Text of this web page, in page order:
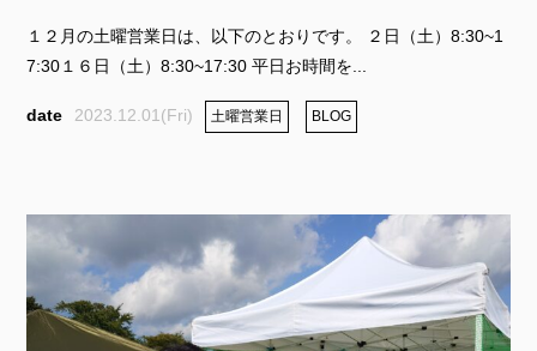
１２月の土曜営業日は、以下のとおりです。 ２日（土）8:30~1
7:30１６日（土）8:30~17:30 平日お時間を...
2023.12.01(Fri) 土曜営業日 BLOG